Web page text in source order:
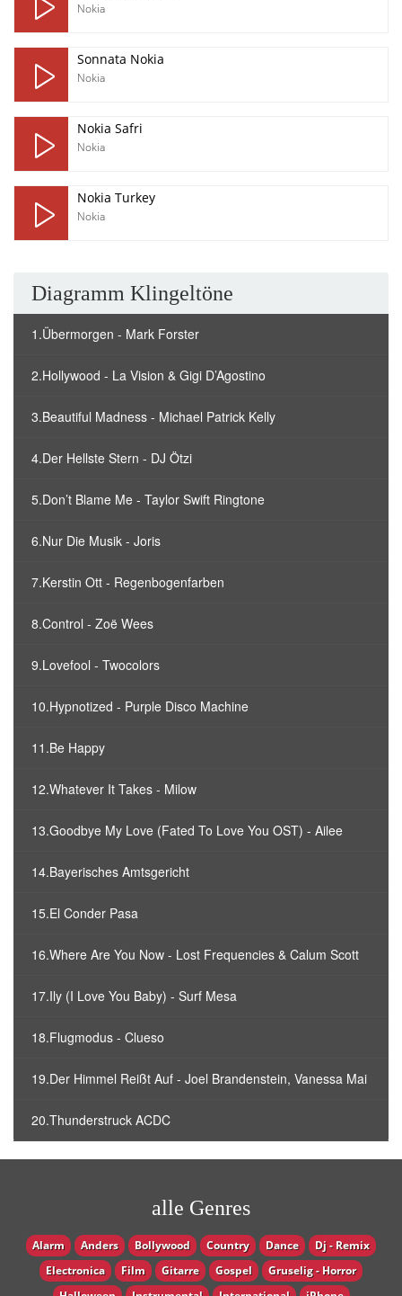
Nokia
Sonnata Nokia
Nokia
Nokia Safri
Nokia
Nokia Turkey
Nokia
Diagramm Klingeltöne
1.Übermorgen - Mark Forster
2.Hollywood - La Vision & Gigi D’Agostino
3.Beautiful Madness - Michael Patrick Kelly
4.Der Hellste Stern - DJ Ötzi
5.Don’t Blame Me - Taylor Swift Ringtone
6.Nur Die Musik - Joris
7.Kerstin Ott - Regenbogenfarben
8.Control - Zoë Wees
9.Lovefool - Twocolors
10.Hypnotized - Purple Disco Machine
11.Be Happy
12.Whatever It Takes - Milow
13.Goodbye My Love (Fated To Love You OST) - Ailee
14.Bayerisches Amtsgericht
15.El Conder Pasa
16.Where Are You Now - Lost Frequencies & Calum Scott
17.Ily (I Love You Baby) - Surf Mesa
18.Flugmodus - Clueso
19.Der Himmel Reißt Auf - Joel Brandenstein, Vanessa Mai
20.Thunderstruck ACDC
alle Genres
Alarm Anders Bollywood Country Dance
Dj - Remix
Electronica
Film Gitarre Gospel
Gruselig - Horror